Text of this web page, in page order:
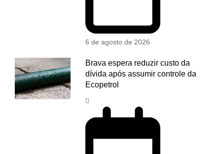
6 de agosto de 2026
Brava espera reduzir custo da
dívida após assumir controle da
Ecopetrol